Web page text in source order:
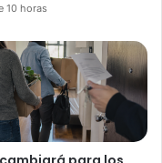
10 horas